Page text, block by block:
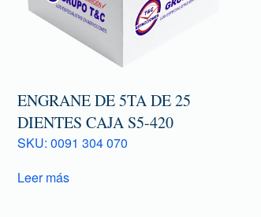
ENGRANE DE 5TA DE 25
DIENTES CAJA S5-420
SKU: 0091 304 070
Leer más